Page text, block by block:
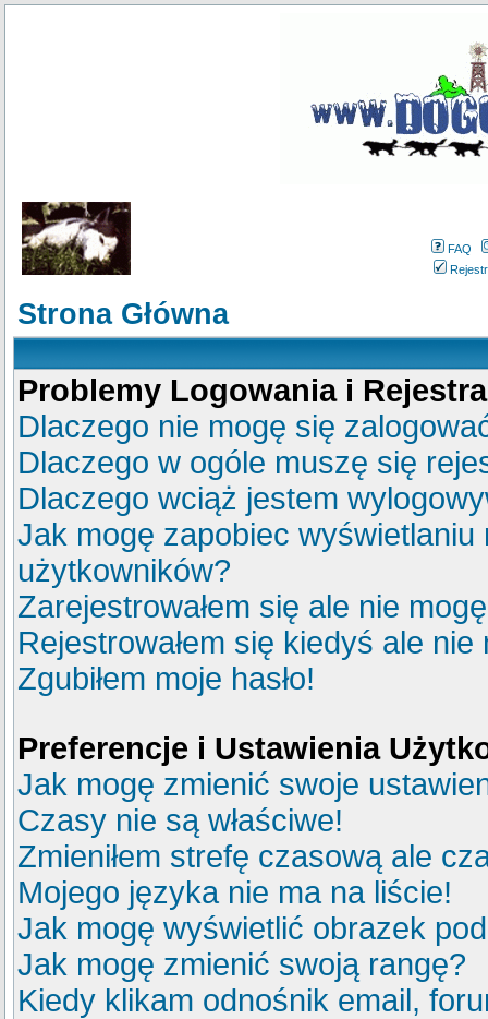
FAQ
Strona Główna
Problemy Logowania i
Dlaczego nie mogę się
Dlaczego w ogóle muszę się
Dlaczego wciąż jestem
Jak mogę zapobiec
użytkowników?
Zarejestrowałem się ale nie
Rejestrowałem się kiedyś ale
Zgubiłem moje hasło!
Preferencje i Ustawienia
Jak mogę zmienić swoje
Czasy nie są właściwe!
Zmieniłem strefę czasową ale
Mojego języka nie ma na liście!
Jak mogę wyświetlić obrazek
Jak mogę zmienić swoją rangę?
Kiedy klikam odnośnik email,